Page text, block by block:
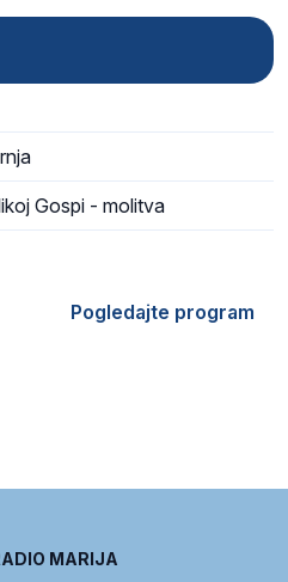
Gospi - molitva
Pogledajte program
MARIJA